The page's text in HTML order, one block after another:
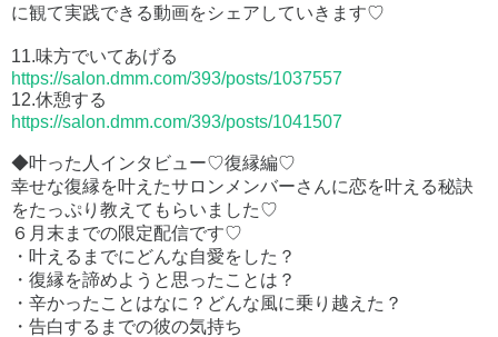
に観て実践できる動画をシェアしていきます♡
11.味方でいてあげる
https://salon.dmm.com/393/posts/1037557
12.休憩する
https://salon.dmm.com/393/posts/1041507
◆叶った人インタビュー♡復縁編♡
幸せな復縁を叶えたサロンメンバーさんに恋を叶える秘訣
をたっぷり教えてもらいました♡
６月末までの限定配信です♡
・叶えるまでにどんな自愛をした？
・復縁を諦めようと思ったことは？
・辛かったことはなに？どんな風に乗り越えた？
・告白するまでの彼の気持ち